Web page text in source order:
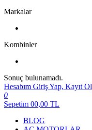
Markalar
Kombinler
Sonuç bulunamadı.
Hesabım Giriş Yap, Kayıt Ol
0
Sepetim 00,00 TL
BLOG